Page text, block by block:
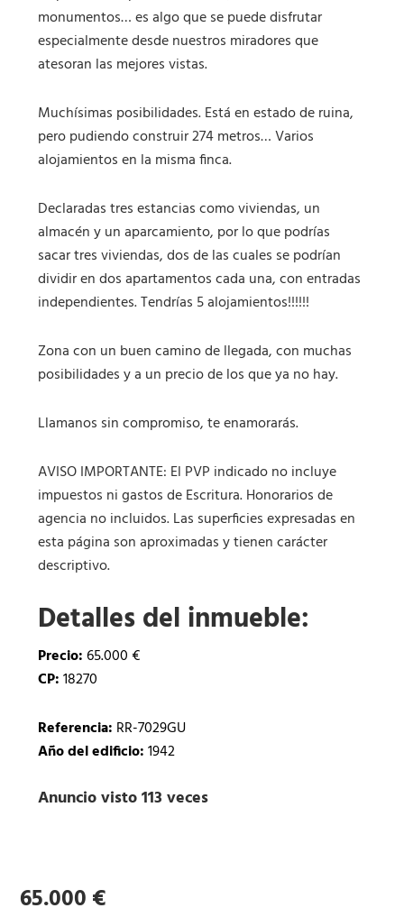
monumentos… es algo que se puede disfrutar
especialmente desde nuestros miradores que
atesoran las mejores vistas.
Muchísimas posibilidades. Está en estado de ruina,
pero pudiendo construir 274 metros… Varios
alojamientos en la misma finca.
Declaradas tres estancias como viviendas, un
almacén y un aparcamiento, por lo que podrías
sacar tres viviendas, dos de las cuales se podrían
dividir en dos apartamentos cada una, con entradas
independientes. Tendrías 5 alojamientos!!!!!!
Zona con un buen camino de llegada, con muchas
posibilidades y a un precio de los que ya no hay.
Llamanos sin compromiso, te enamorarás.
AVISO IMPORTANTE: El PVP indicado no incluye
impuestos ni gastos de Escritura. Honorarios de
agencia no incluidos. Las superficies expresadas en
esta página son aproximadas y tienen carácter
descriptivo.
Detalles del inmueble:
Precio:65.000 €
CP:18270
Referencia: RR-7029GU
Año del edificio:1942
Anuncio visto 113 veces
65.000 €